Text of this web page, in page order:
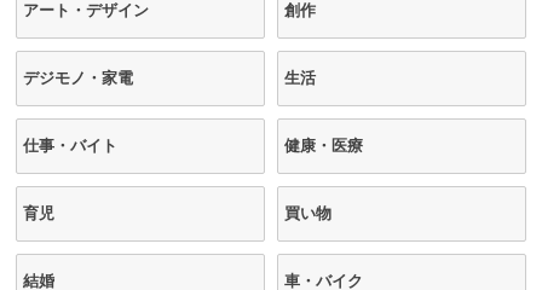
アート・デザイン
デジモノ・家電
仕事・バイト
育児
結婚
創作
生活
健康・医療
買い物
車・バイク